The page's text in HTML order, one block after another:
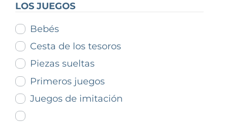
LOS JUEGOS
Bebés
Cesta de los tesoros
Piezas sueltas
Primeros juegos
Juegos de imitación